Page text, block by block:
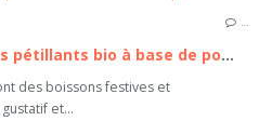
…
Comment sont fabriqués les pétillants bio à base de pommes ?
des boissons festives et
et...